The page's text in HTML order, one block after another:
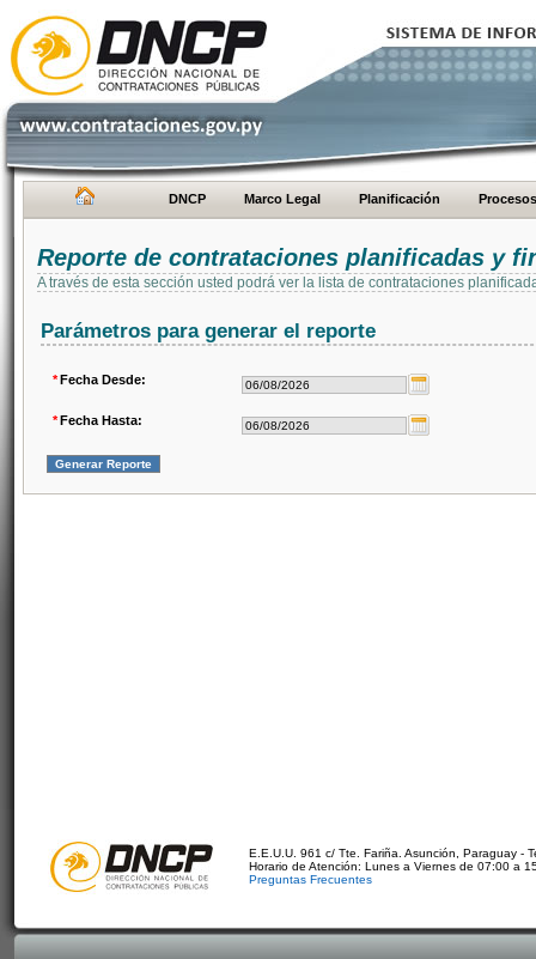
DNCP Marco Legal Planificación Procesos
Reporte de contrataciones planificadas y
A través de esta sección usted podrá ver la lista de contrataciones
Parámetros para generar el reporte
*Fecha Desde:
*Fecha Hasta:
E.E.U.U. 961 c/ Tte. Fariña. Asunción, Paraguay -
Horario de Atención: Lunes a Viernes de 07:00 a
Preguntas Frecuentes